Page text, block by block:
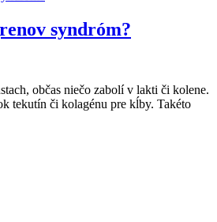
syndróm?
občas niečo zabolí v lakti či kolene.
tekutín či kolagénu pre kĺby. Takéto